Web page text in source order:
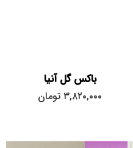
باکس گل آنیا
۳,۸۲۰,۰۰۰ تومان